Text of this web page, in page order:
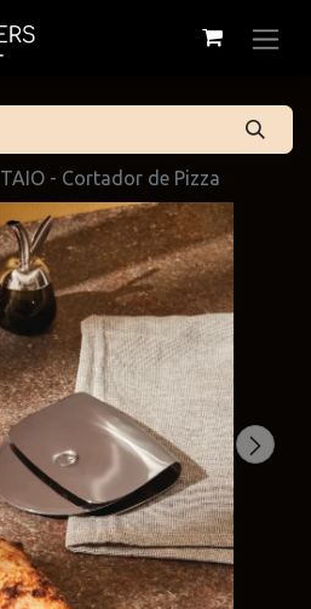
TAIO - Cortador de Pizza
Cattelan
@cattelan.uy
Edoné
@edone.it
Duravit
@tilobath
Alessi
@alessi.uy
Adriani e
Rubio